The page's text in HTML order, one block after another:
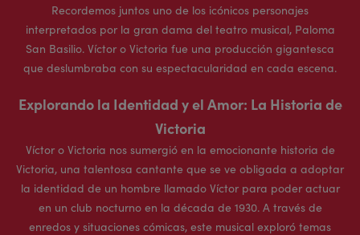
Recordemos juntos uno de los icónicos personajes
interpretados por la gran dama del teatro musical, Paloma
San Basilio. Víctor o Victoria fue una producción gigantesca
que deslumbraba con su espectacularidad en cada escena.
Explorando la Identidad y el Amor: La Historia de
Victoria
Víctor o Victoria nos sumergió en la emocionante historia de
Victoria, una talentosa cantante que se ve obligada a adoptar
la identidad de un hombre llamado Víctor para poder actuar
en un club nocturno en la década de 1930. A través de
enredos y situaciones cómicas, este musical exploró temas